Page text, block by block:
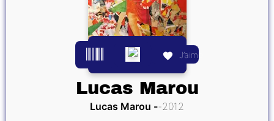
J’aime
Lucas Marou
Lucas Marou 2012